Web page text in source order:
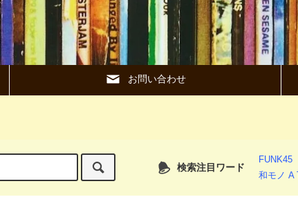
お問い合わせ
検索注目ワード
FUNK45
和モノ A